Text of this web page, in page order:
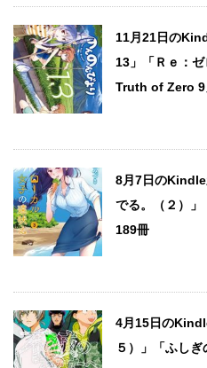
11月21日の
13」「Ｒｅ：
Truth of Zero 9
8月7日のKindle
でる。（２）」
189冊
4月15日の
５）」「ふし